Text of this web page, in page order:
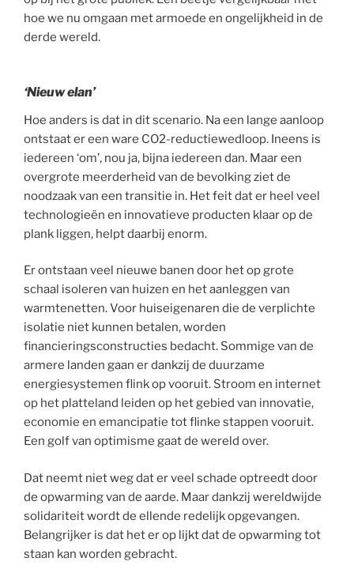
hoe we nu omgaan met armoede en ongelijkheid in de
derde wereld.
‘Nieuw elan’
Hoe anders is dat in dit scenario. Na een lange aanloop
ontstaat er een ware CO2-reductiewedloop. Ineens is
iedereen ‘om’, nou ja, bijna iedereen dan. Maar een
overgrote meerderheid van de bevolking ziet de
noodzaak van een transitie in. Het feit dat er heel veel
technologieën en innovatieve producten klaar op de
plank liggen, helpt daarbij enorm.
Er ontstaan veel nieuwe banen door het op grote
schaal isoleren van huizen en het aanleggen van
warmtenetten. Voor huiseigenaren die de verplichte
isolatie niet kunnen betalen, worden
financieringsconstructies bedacht. Sommige van de
armere landen gaan er dankzij de duurzame
energiesystemen flink op vooruit. Stroom en internet
op het platteland leiden op het gebied van innovatie,
economie en emancipatie tot flinke stappen vooruit.
Een golf van optimisme gaat de wereld over.
Dat neemt niet weg dat er veel schade optreedt door
de opwarming van de aarde. Maar dankzij wereldwijde
solidariteit wordt de ellende redelijk opgevangen.
Belangrijker is dat het er op lijkt dat de opwarming tot
staan kan worden gebracht.